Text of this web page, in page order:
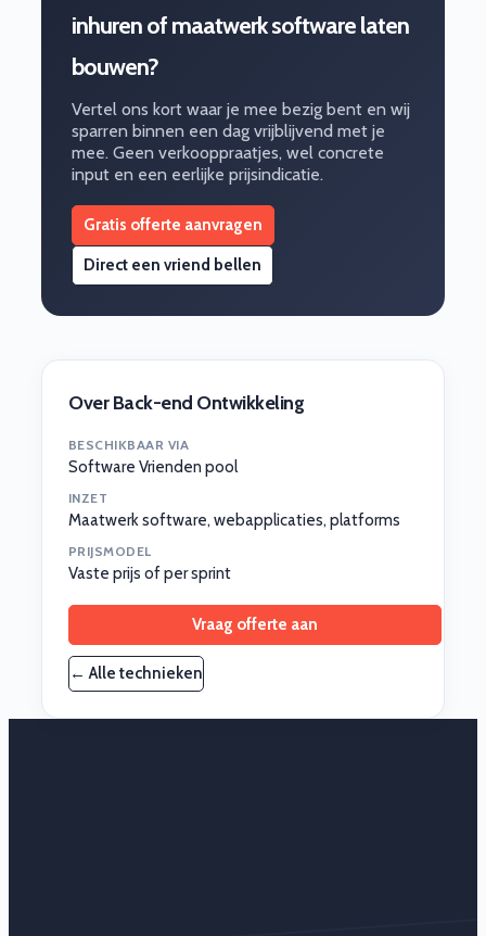
inhuren of maatwerk software laten
bouwen?
Vertel ons kort waar je mee bezig bent en wij
sparren binnen een dag vrijblijvend met je
mee. Geen verkooppraatjes, wel concrete
input en een eerlijke prijsindicatie.
Gratis offerte aanvragen
Direct een vriend bellen
Over Back-end Ontwikkeling
BESCHIKBAAR VIA
Software Vrienden pool
INZET
Maatwerk software, webapplicaties, platforms
PRIJSMODEL
Vaste prijs of per sprint
Vraag offerte aan
← Alle technieken